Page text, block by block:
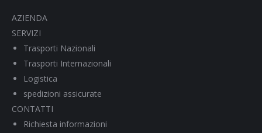
AZIENDA
SERVIZI
Trasporti Nazionali
Trasporti Internazionali
Logistica
spedizioni assicurate
CONTATTI
Richiesta informazioni